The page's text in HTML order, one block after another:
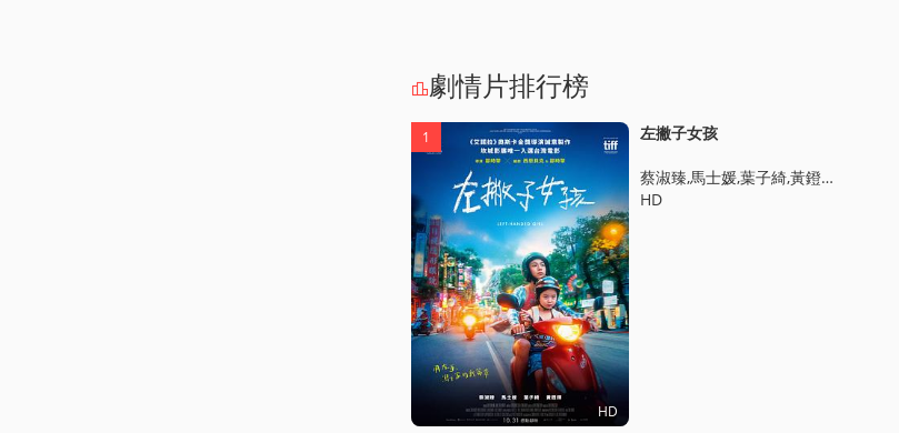
劇情片排行榜
HD
1 左撇子女孩
蔡淑臻,馬士媛,葉子綺,黃鐙煇,陳慕義,張允曦,趙心妍,夏騰宏,林嫣
HD